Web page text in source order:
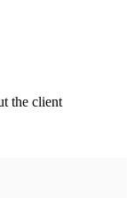
the client